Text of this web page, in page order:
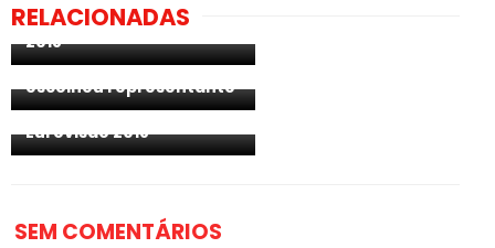
RELACIONADAS
das canções do A Dal
2018
ESC 2018: Austrália já
escolheu representante
revela detalhes da sua
participação na
Eurovisão 2018
SEM COMENTÁRIOS